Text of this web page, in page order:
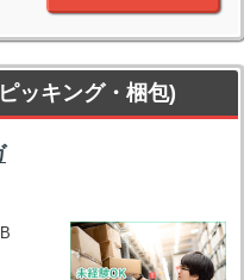
ッキング・梱包)